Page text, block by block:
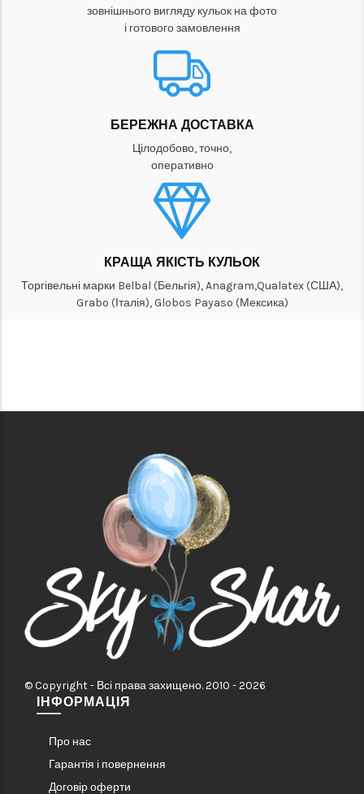
зовнішнього вигляду кульок на фото
і готового замовлення
БЕРЕЖНА ДОСТАВКА
Цілодобово, точно,
оперативно
КРАЩА ЯКІСТЬ КУЛЬОК
Торгівельні марки Belbal (Бельгія), Anagram,Qualatex (США),
Grabo (Італія), Globos Payaso (Мексика)
© Copyright - Всі права захищено. 2010 - 2026
ІНФОРМАЦІЯ
Про нас
Гарантія і повернення
Договір оферти